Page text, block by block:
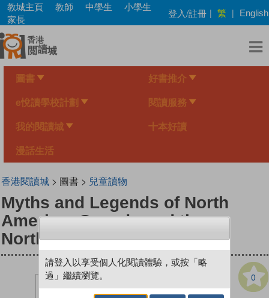
Skip
main
content
教城主頁 教師 中學生
小學生
家長
登入/註冊 | 繁 | English
圖書 好書推介
e悅讀學校計劃 閱讀服務
我的閱讀城 十本好讀
漫話生活
香港閱讀城> 圖書 > 兒童讀物
Myths and Legends of North
America: Canada and the
Northern United States
0
請登入以享受個人化閱讀體驗，或按「略
過」繼續瀏覽。